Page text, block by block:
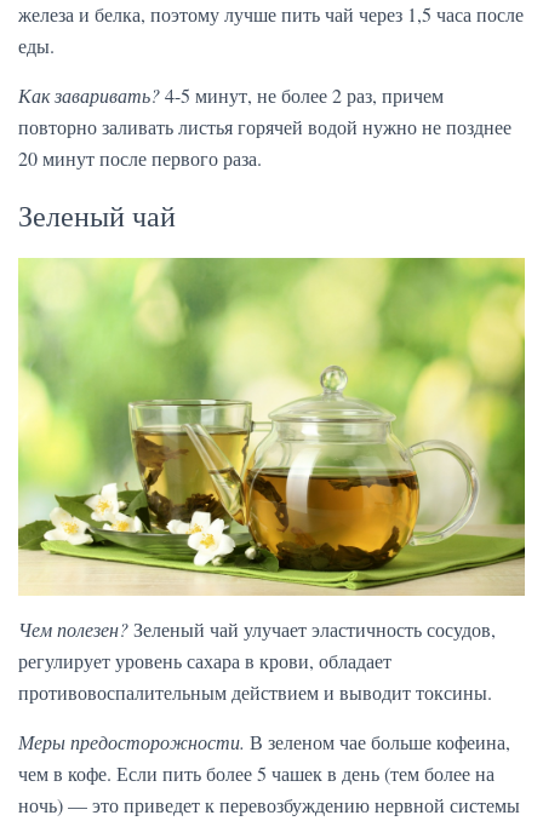
железа и белка, поэтому лучше пить чай через 1,5 часа после
еды.
Как заваривать?4-5 минут, не более 2 раз, причем
повторно заливать листья горячей водой нужно не позднее
20 минут после первого раза.
Зеленый чай
Чем полезен?Зеленый чай улучает эластичность сосудов,
регулирует уровень сахара в крови, обладает
противовоспалительным действием и выводит токсины.
Меры предосторожности. В зеленом чае больше кофеина,
чем в кофе. Если пить более 5 чашек в день (тем более на
ночь) — это приведет к перевозбуждению нервной системы